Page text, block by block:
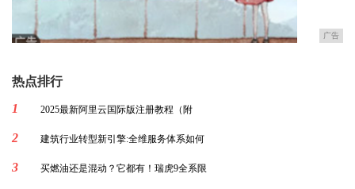
广告
热点排行
1
2025最新阿里云国际版注册教程（附
2 建筑行业转型新引擎:全维服务体系如何
3 买燃油还是混动？它都有！瑞虎9全系限